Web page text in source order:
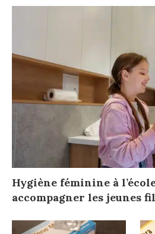
Hygiène féminine à
accompagner les jeunes